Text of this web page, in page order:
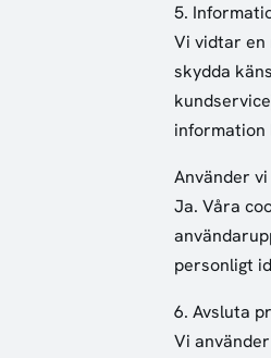
5.
Vi vidtar en
skydda
information
Använder
Ja. Våra
personligt
6. Avsluta
Vi